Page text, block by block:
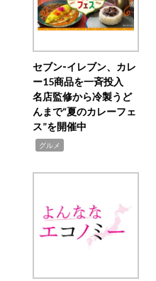
セブン‐イレブン、カレ
ー15商品を一斉投入
名店監修から冷製うど
んまで“夏のカレーフェ
ス”を開催中
グルメ